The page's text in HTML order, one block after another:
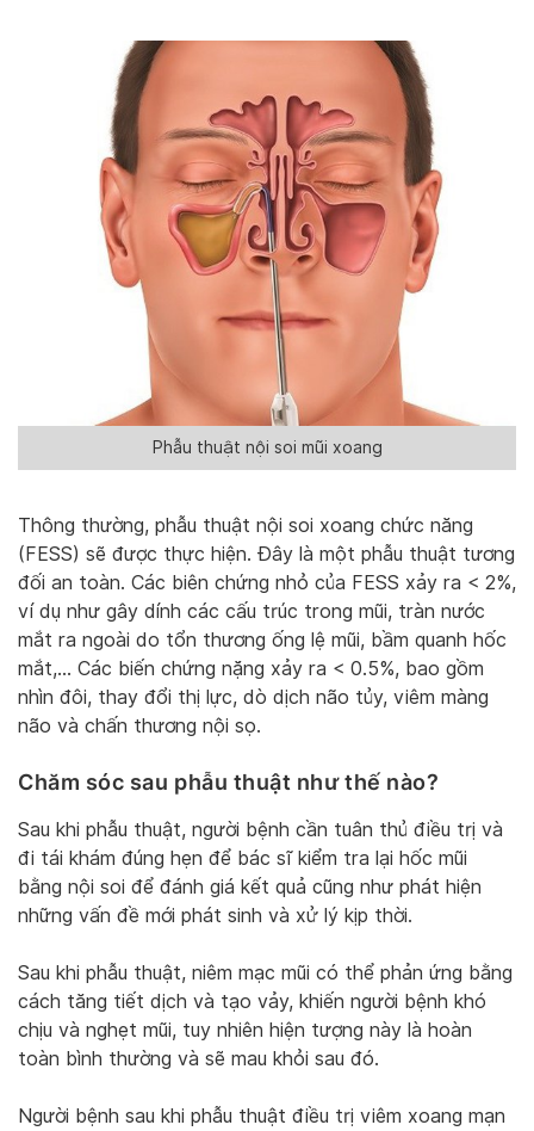
Phẫu thuật nội soi mũi xoang
Thông thường, phẫu thuật nội soi xoang chức năng
(FESS) sẽ được thực hiện. Đây là một phẫu thuật tương
đối an toàn. Các biên chứng nhỏ của FESS xảy ra < 2%,
ví dụ như gây dính các cấu trúc trong mũi, tràn nước
mắt ra ngoài do tổn thương ống lệ mũi, bầm quanh hốc
mắt,… Các biến chứng nặng xảy ra < 0.5%, bao gồm
nhìn đôi, thay đổi thị lực, dò dịch não tủy, viêm màng
não và chấn thương nội sọ.
Chăm sóc sau phẫu thuật như thế nào?
Sau khi phẫu thuật, người bệnh cần tuân thủ điều trị và
đi tái khám đúng hẹn để bác sĩ kiểm tra lại hốc mũi
bằng nội soi để đánh giá kết quả cũng như phát hiện
những vấn đề mới phát sinh và xử lý kịp thời.
Sau khi phẫu thuật, niêm mạc mũi có thể phản ứng bằng
cách tăng tiết dịch và tạo vảy, khiến người bệnh khó
chịu và nghẹt mũi, tuy nhiên hiện tượng này là hoàn
toàn bình thường và sẽ mau khỏi sau đó.
Người bệnh sau khi phẫu thuật điều trị viêm xoang mạn